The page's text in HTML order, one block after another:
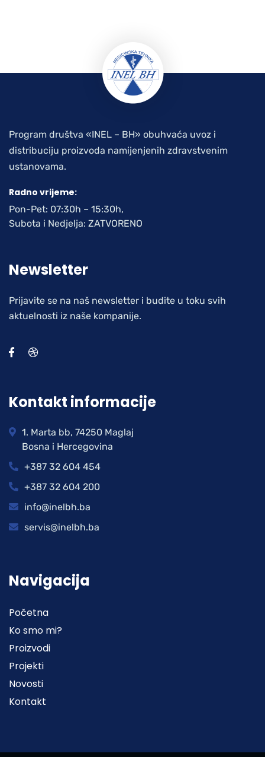
Program društva «INEL – BH» obuhvaća uvoz i
distribuciju proizvoda namijenjenih zdravstvenim
ustanovama.
Radno vrijeme:
Pon-Pet: 07:30h – 15:30h,
Subota i Nedjelja: ZATVORENO
Newsletter
Prijavite se na naš newsletter i budite u toku svih
aktuelnosti iz naše kompanije.
Kontakt informacije
1. Marta bb, 74250 Maglaj
Bosna i Hercegovina
+387 32 604 454
+387 32 604 200
info@inelbh.ba
servis@inelbh.ba
Navigacija
Početna
Ko smo mi?
Proizvodi
Projekti
Novosti
Kontakt